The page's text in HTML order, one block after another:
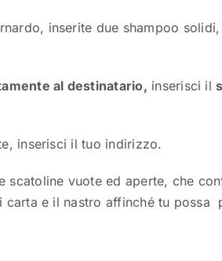
inserite due shampoo
al destinatario, inserisci il
inserisci il tuo indirizzo.
scatoline vuote ed aperte, che
e il nastro affinché tu possa